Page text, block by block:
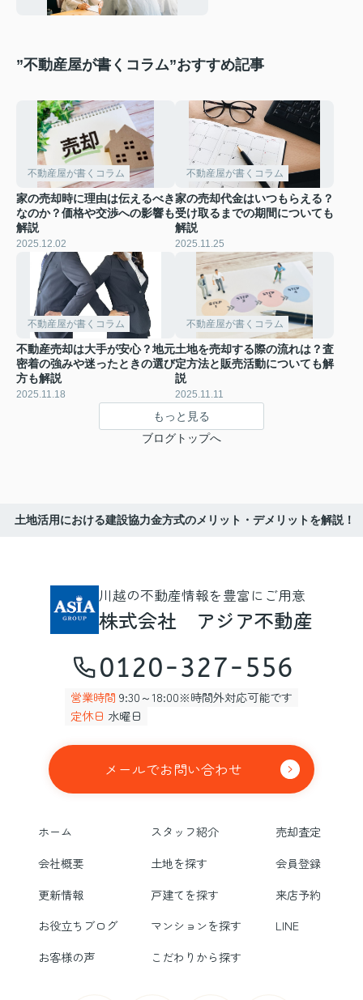
”不動産屋が書くコラム”おすすめ記事
不動産屋が書くコラム
家の売却時に理由は伝えるべき
なのか？価格や交渉への影響も
解説
2025.12.02
不動産屋が書くコラム
家の売却代金はいつもらえる？
受け取るまでの期間についても
解説
2025.11.25
不動産屋が書くコラム
不動産売却は大手が安心？地元
密着の強みや迷ったときの選び
方も解説
2025.11.18
不動産屋が書くコラム
土地を売却する際の流れは？査
定方法と販売活動についても解
説
2025.11.11
もっと見る
ブログトップへ
土地活用における建設協力金方式のメリット・デメリットを解説！
川越の不動産情報を豊富にご用意
株式会社 アジア不動産
0120-327-556
営業時間 9:30～18:00※時間外対応可能です
定休日 水曜日
メールでお問い合わせ
ホーム スタッフ紹介
売却査定
会社概要
土地を探す
会員登録
更新情報
戸建てを探す
来店予約
お役立ちブログ
マンションを探す
LINE
お客様の声
こだわりから探す